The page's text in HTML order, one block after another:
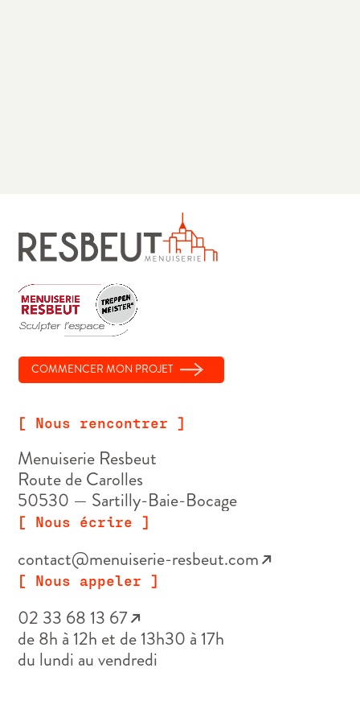
COMMENCER MON PROJET
[ Nous rencontrer ]
Menuiserie Resbeut
Route de Carolles
50530 — Sartilly-Baie-Bocage
[ Nous écrire ]
contact@menuiserie-resbeut.com↗
[ Nous appeler ]
02 33 68 13 67↗
de 8h à 12h et de 13h30 à 17h
du lundi au vendredi